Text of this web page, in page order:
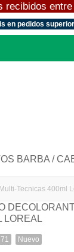
recibidos
en pedidos
BARBA /
Tecnicas 400ml
LOREAL
Nuevo